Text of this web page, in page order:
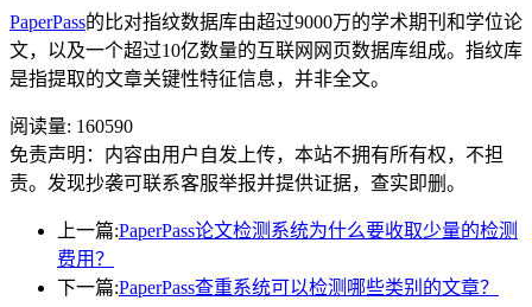
PaperPass的比对指纹数据库由超过9000万的学术期刊和学位论
文，以及一个超过10亿数量的互联网网页数据库组成。指纹库
是指提取的文章关键性特征信息，并非全文。
阅读量: 160590
免责声明：内容由用户自发上传，本站不拥有所有权，不担
责。发现抄袭可联系客服举报并提供证据，查实即删。
上一篇:PaperPass论文检测系统为什么要收取少量的检测
费用？
下一篇:PaperPass查重系统可以检测哪些类别的文章？